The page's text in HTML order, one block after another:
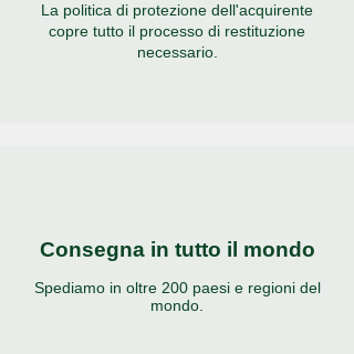
La politica di protezione dell'acquirente
copre tutto il processo di restituzione
necessario.
Consegna in tutto il mondo
Spediamo in oltre 200 paesi e regioni del
mondo.